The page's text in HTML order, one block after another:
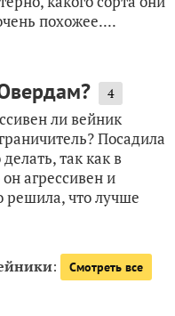
похожее....
4
ли вейник
Посадила
так как в
агрессивен и
решила, что лучше
: Смотреть все